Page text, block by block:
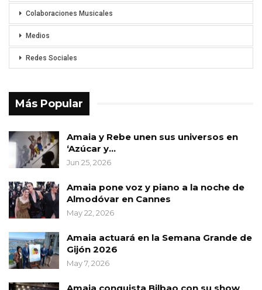
Colaboraciones Musicales
Medios
Redes Sociales
Más Popular
Amaia y Rebe unen sus universos en
‘Azúcar y…
Jun 25, 2026
Amaia pone voz y piano a la noche de
Almodóvar en Cannes
May 22, 2026
Amaia actuará en la Semana Grande de
Gijón 2026
May 7, 2026
Amaia conquista Bilbao con su show